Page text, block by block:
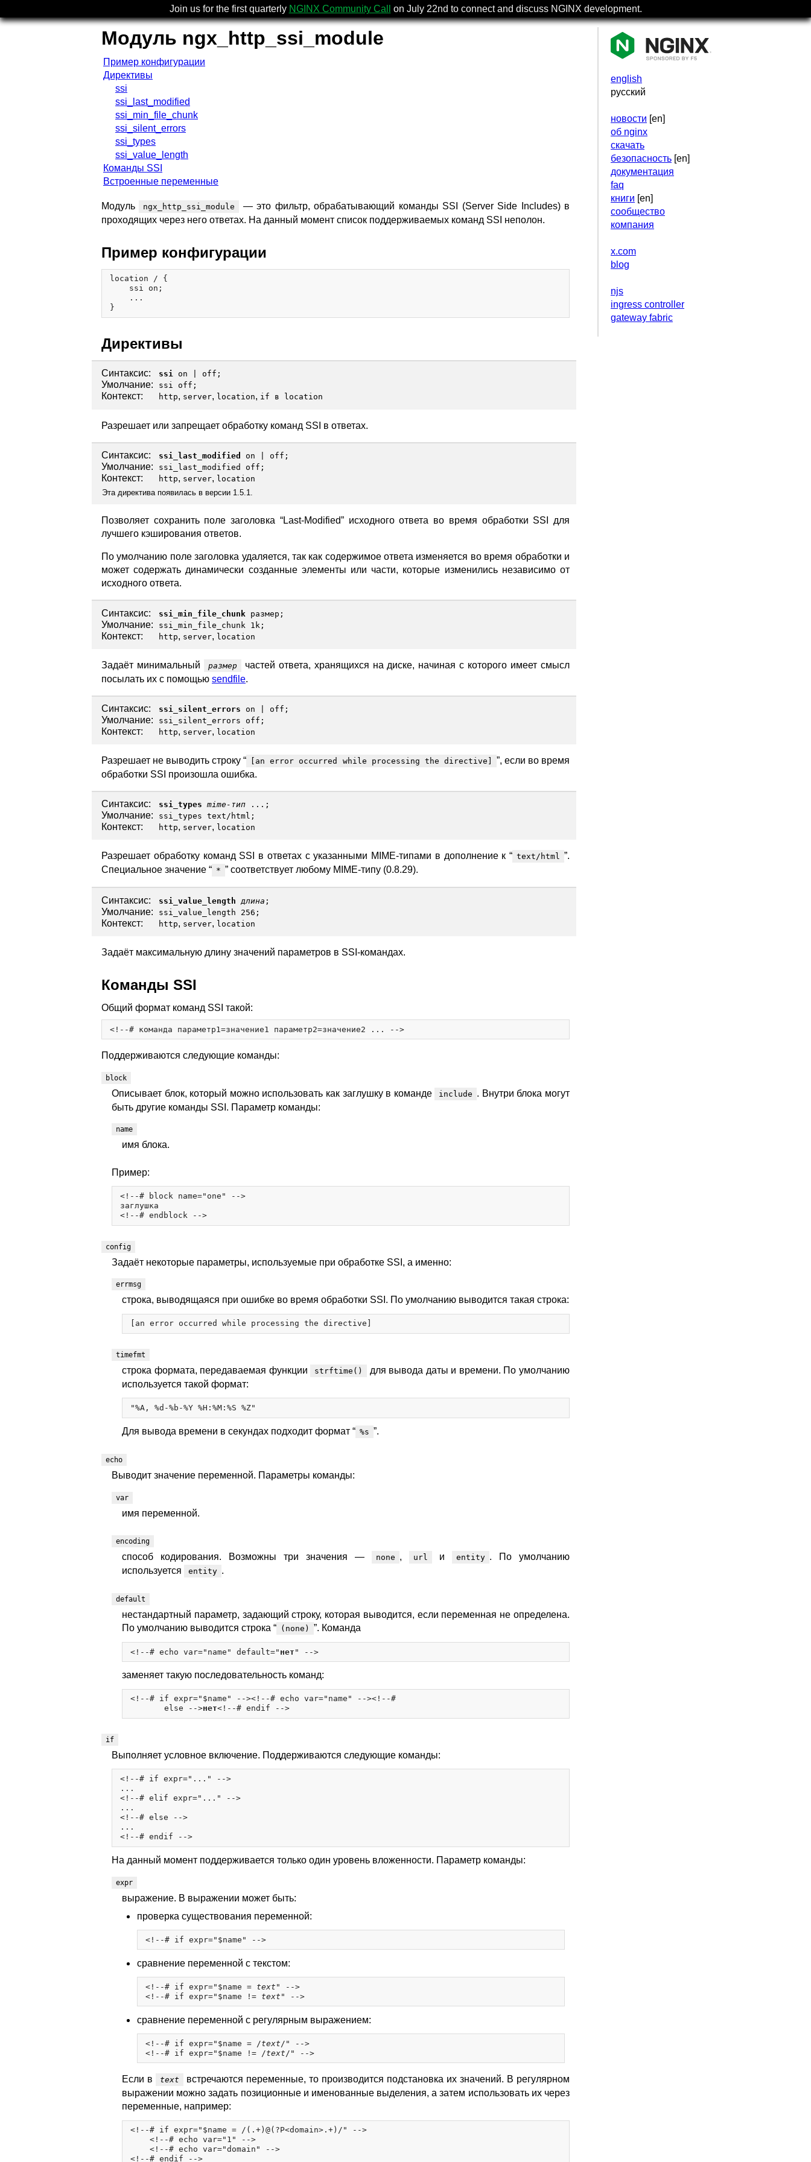
Join us for the first quarterly NGINX Community Call on July 22nd to connect and discuss NGINX development.
english
русский
новости [en]
об nginx
скачать
безопасность [en]
документация
faq
книги [en]
сообщество
компания
x.com
blog
njs
ingress controller
gateway fabric
Модуль ngx_http_ssi_module
Пример конфигурации
Директивы
ssi
ssi_last_modified
ssi_min_file_chunk
ssi_silent_errors
ssi_types
ssi_value_length
Команды SSI
Встроенные переменные
Модуль ngx_http_ssi_module
— это фильтр, обрабатывающий команды SSI (Server Side Includes) в
проходящих через него ответах. На данный момент список поддерживаемых команд SSI неполон.
Пример конфигурации
location / {
    ssi on;
    ...
Директивы
Синтаксис: ssi on off ;
Умолчание: ssi off;
Контекст: http, server, location, if в location
Разрешает или запрещает обработку команд SSI в ответах.
Синтаксис: ssi_last_modified on off ;
Умолчание: ssi_last_modified off;
Контекст: http, server, location
Эта директива появилась в версии 1.5.1.
Позволяет сохранить поле заголовка “Last-Modified” исходного ответа во время обработки SSI для
лучшего кэширования ответов.
По умолчанию поле заголовка удаляется, так как содержимое ответа изменяется во время обработки и
может содержать динамически созданные элементы или части, которые изменились независимо от
исходного ответа.
Синтаксис: ssi_min_file_chunk размер ;
Умолчание: ssi_min_file_chunk 1k;
Контекст: http, server, location
Задаёт минимальный размер
частей ответа, хранящихся на диске, начиная с которого имеет смысл
посылать их с помощью sendfile.
Синтаксис: ssi_silent_errors on off ;
Умолчание: ssi_silent_errors off;
Контекст: http, server, location
Разрешает не выводить строку “ [an error occurred while processing the directive]
”, если во время
обработки SSI произошла ошибка.
Синтаксис: ssi_types mime-тип ...;
Умолчание: ssi_types text/html;
Контекст: http, server, location
Разрешает обработку команд SSI в ответах с указанными MIME-типами в дополнение к “ text/html ”.
Специальное значение “ * ” соответствует любому MIME-типу (0.8.29).
Синтаксис: ssi_value_length длина ;
Умолчание: ssi_value_length 256;
Контекст: http, server, location
Задаёт максимальную длину значений параметров в SSI-командах.
Команды SSI
Общий формат команд SSI такой:
Поддерживаются следующие команды:
block
Описывает блок, который можно использовать как заглушку в команде include . Внутри блока могут
быть другие команды SSI. Параметр команды:
name
имя блока.
Пример:
<!--# block name="one" -->
заглушка
config
Задаёт некоторые параметры, используемые при обработке SSI, а именно:
errmsg
строка, выводящаяся при ошибке во время обработки SSI. По умолчанию выводится такая строка:
timefmt
строка формата, передаваемая функции strftime()
для вывода даты и времени. По умолчанию
используется такой формат:
Для вывода времени в секундах подходит формат “ %s ”.
echo
Выводит значение переменной. Параметры команды:
var
имя переменной.
encoding
способ кодирования. Возможны три значения — none , url и entity . По умолчанию
используется
entity .
default
нестандартный параметр, задающий строку, которая выводится, если переменная не определена.
По умолчанию выводится строка “ (none) ”. Команда
<!--# echo var="name" default=" нет
заменяет такую последовательность команд:
<!--# if expr="$name" --><!--# echo var="name" --><!--#
       else -->
нет
if
Выполняет условное включение. Поддерживаются следующие команды:
<!--# if expr="..." -->
...
<!--# elif expr="..." -->
...
<!--# else -->
...
На данный момент поддерживается только один уровень вложенности. Параметр команды:
expr
выражение. В выражении может быть:
проверка существования переменной:
сравнение переменной с текстом:
<!--# if expr="$name = text " -->
<!--# if expr="$name != text
сравнение переменной с регулярным выражением:
<!--# if expr="$name = /text /" -->
<!--# if expr="$name != /text
Если в text
встречаются переменные, то производится подстановка их значений. В регулярном
выражении можно задать позиционные и именованные выделения, а затем использовать их через
переменные, например:
<!--# if expr="$name = /(.+)@(?P<domain>.+)/" -->
    <!--# echo var="1" -->
    <!--# echo var="domain" -->